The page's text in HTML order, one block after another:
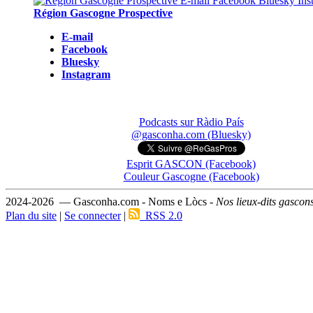
Région Gascogne Prospective
E-mail
Facebook
Bluesky
Instagram
Podcasts sur Ràdio País
@gasconha.com (Bluesky)
Esprit GASCON (Facebook)
Couleur Gascogne (Facebook)
2024-2026 — Gasconha.com - Noms e Lòcs - Nos lieux-dits
Plan du site | Se connecter| RSS 2.0